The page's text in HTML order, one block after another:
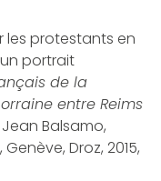
les protestants en
portrait
de la
entre Reims
Balsamo,
Droz, 2015,